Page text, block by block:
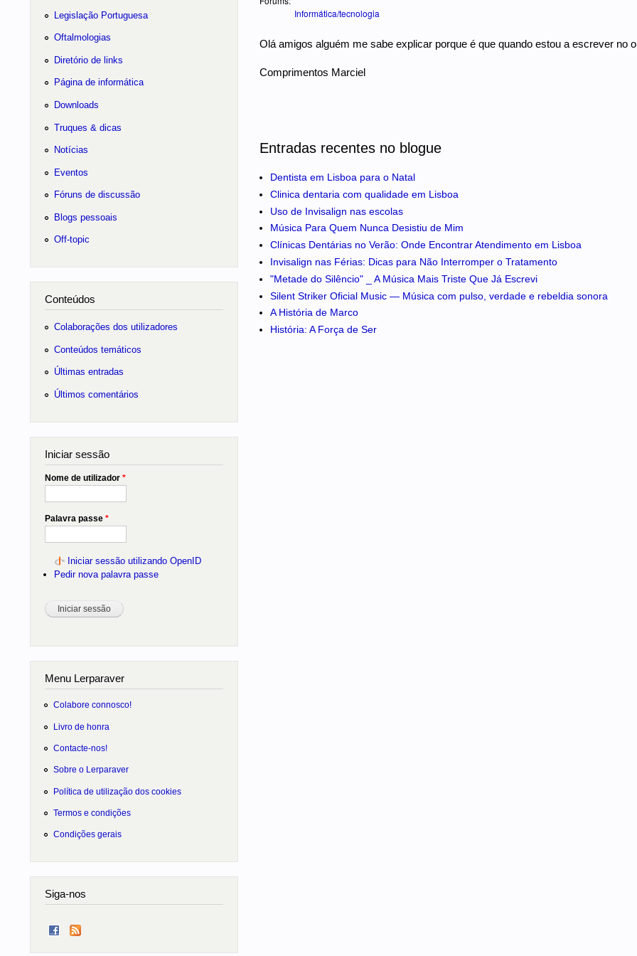
Informática/tecnologia
Olá amigos alguém me sabe explicar porque é que quando estou a escrever no
Comprimentos Marciel
Entradas recentes no blogue
Dentista em Lisboa para o Natal
Clinica dentaria com qualidade em Lisboa
Uso de Invisalign nas escolas
Música Para Quem Nunca Desistiu de Mim
Clínicas Dentárias no Verão: Onde Encontrar Atendimento em Lisboa
Invisalign nas Férias: Dicas para Não Interromper o Tratamento
"Metade do Silêncio" _ A Música Mais Triste Que Já Escrevi
Silent Striker Oficial Music — Música com pulso, verdade e rebeldia sonora
A História de Marco
História: A Força de Ser
Legislação Portuguesa
Oftalmologias
Diretório de links
Página de informática
Downloads
Truques & dicas
Notícias
Eventos
Fóruns de discussão
Blogs pessoais
Off-topic
Conteúdos
Colaborações dos utilizadores
Conteúdos temáticos
Últimas entradas
Últimos comentários
Iniciar sessão
Nome de utilizador *
Palavra passe *
Iniciar sessão utilizando OpenID
Pedir nova palavra passe
Menu Lerparaver
Colabore connosco!
Livro de honra
Contacte-nos!
Sobre o Lerparaver
Política de utilização dos cookies
Termos e condições
Condições gerais
Siga-nos